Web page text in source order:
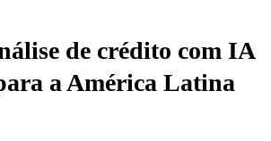
de crédito com IA
a América Latina